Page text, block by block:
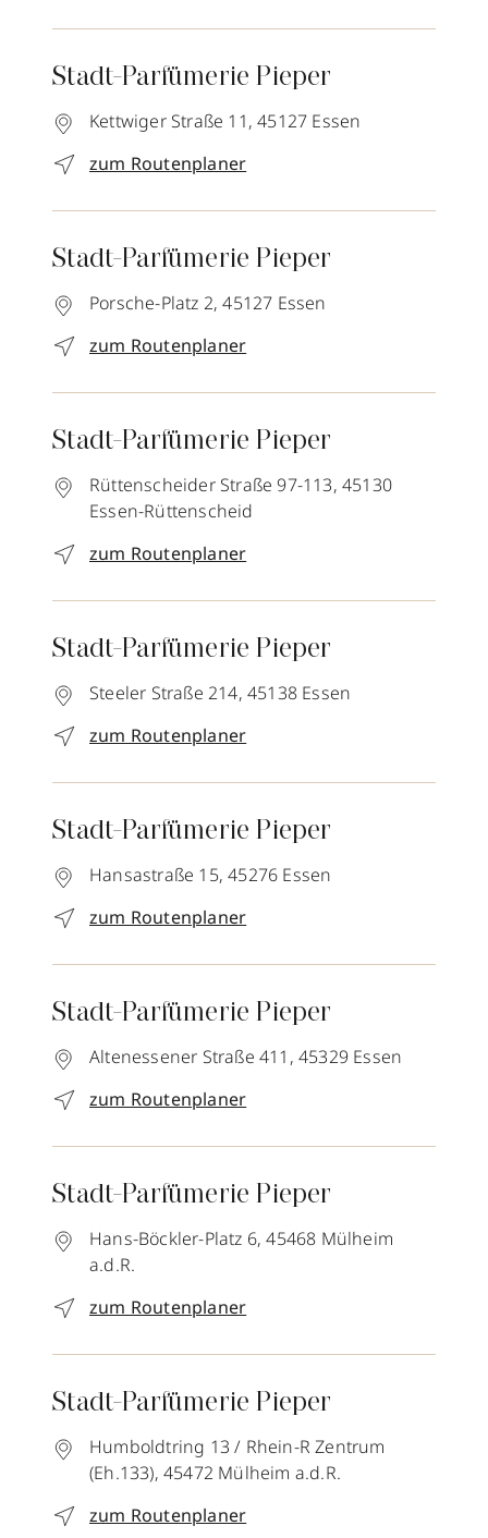
Stadt-Parfümerie Pieper
Kettwiger Straße 11, 45127 Essen
zum Routenplaner
Stadt-Parfümerie Pieper
Porsche-Platz 2, 45127 Essen
zum Routenplaner
Stadt-Parfümerie Pieper
Rüttenscheider Straße 97-113, 45130
Essen-Rüttenscheid
zum Routenplaner
Stadt-Parfümerie Pieper
Steeler Straße 214, 45138 Essen
zum Routenplaner
Stadt-Parfümerie Pieper
Hansastraße 15, 45276 Essen
zum Routenplaner
Stadt-Parfümerie Pieper
Altenessener Straße 411, 45329 Essen
zum Routenplaner
Stadt-Parfümerie Pieper
Hans-Böckler-Platz 6, 45468 Mülheim
a.d.R.
zum Routenplaner
Stadt-Parfümerie Pieper
Humboldtring 13 / Rhein-R Zentrum
(Eh.133), 45472 Mülheim a.d.R.
zum Routenplaner